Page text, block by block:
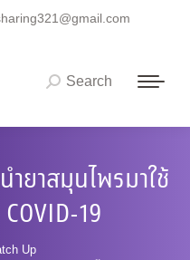
Search:
Search
ำยาสมุนไพรมาใช้
19
Up